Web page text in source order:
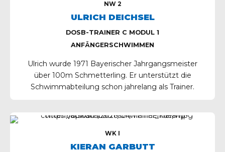
NW 2
ULRICH DEICHSEL
DOSB-TRAINER C MODUL 1
ANFÄNGERSCHWIMMEN
Ulrich wurde 1971 Bayerischer Jahrgangsmeister
über 100m Schmetterling. Er unterstützt die
Schwimmabteilung schon jahrelang als Trainer.
WK I
KIERAN GARBUTT